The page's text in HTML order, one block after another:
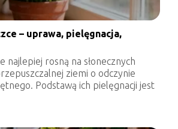
– uprawa, pielęgnacja,
najlepiej rosną na słonecznych
ziemi o odczynie
Podstawą ich pielęgnacji jest